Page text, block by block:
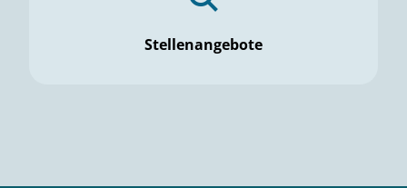
Stellenangebote